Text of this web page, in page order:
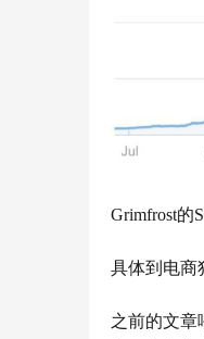
Grimfrost的
具体到电商
之前的文章